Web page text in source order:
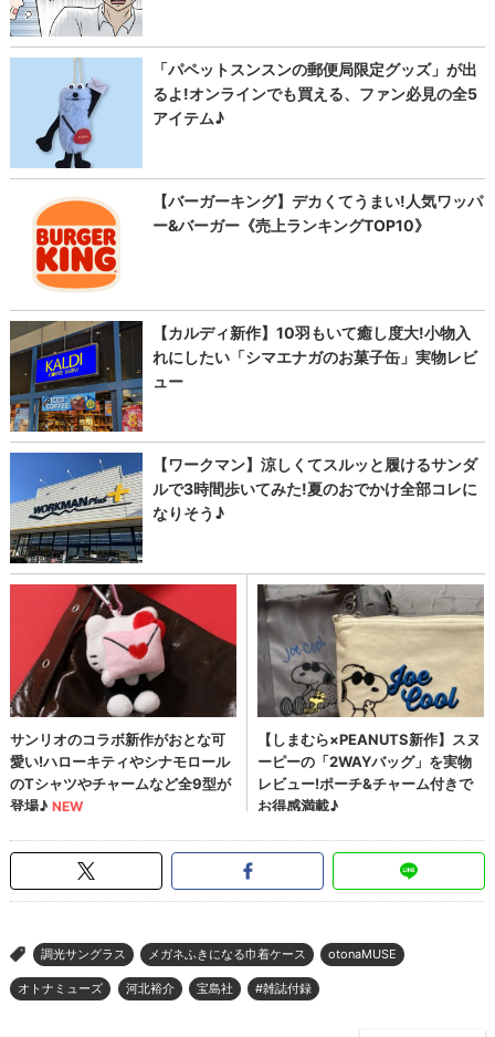
> 調光サングラス メガネふきになる巾着ケース otonaMUSE
オトナミューズ 河北裕介 宝島社 #雑誌付録